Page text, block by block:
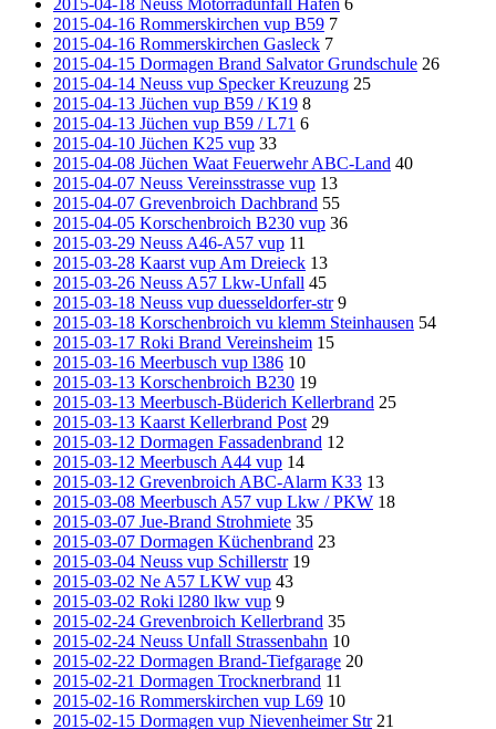
2015-04-18 Neuss Motorradunfall Hafen 6
2015-04-16 Rommerskirchen vup B59 7
2015-04-16 Rommerskirchen Gasleck 7
2015-04-15 Dormagen Brand Salvator Grundschule 26
2015-04-14 Neuss vup Specker Kreuzung 25
2015-04-13 Jüchen vup B59 / K19 8
2015-04-13 Jüchen vup B59 / L71 6
2015-04-10 Jüchen K25 vup 33
2015-04-08 Jüchen Waat Feuerwehr ABC-Land 40
2015-04-07 Neuss Vereinsstrasse vup 13
2015-04-07 Grevenbroich Dachbrand 55
2015-04-05 Korschenbroich B230 vup 36
2015-03-29 Neuss A46-A57 vup 11
2015-03-28 Kaarst vup Am Dreieck 13
2015-03-26 Neuss A57 Lkw-Unfall 45
2015-03-18 Neuss vup duesseldorfer-str 9
2015-03-18 Korschenbroich vu klemm Steinhausen 54
2015-03-17 Roki Brand Vereinsheim 15
2015-03-16 Meerbusch vup l386 10
2015-03-13 Korschenbroich B230 19
2015-03-13 Meerbusch-Büderich Kellerbrand 25
2015-03-13 Kaarst Kellerbrand Post 29
2015-03-12 Dormagen Fassadenbrand 12
2015-03-12 Meerbusch A44 vup 14
2015-03-12 Grevenbroich ABC-Alarm K33 13
2015-03-08 Meerbusch A57 vup Lkw / PKW 18
2015-03-07 Jue-Brand Strohmiete 35
2015-03-07 Dormagen Küchenbrand 23
2015-03-04 Neuss vup Schillerstr 19
2015-03-02 Ne A57 LKW vup 43
2015-03-02 Roki l280 lkw vup 9
2015-02-24 Grevenbroich Kellerbrand 35
2015-02-24 Neuss Unfall Strassenbahn 10
2015-02-22 Dormagen Brand-Tiefgarage 20
2015-02-21 Dormagen Trocknerbrand 11
2015-02-16 Rommerskirchen vup L69 10
2015-02-15 Dormagen vup Nievenheimer Str 21